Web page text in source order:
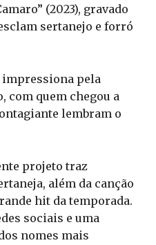
(2023), gravado
sertanejo e forró
impressiona pela
com quem chegou a
lembram o
projeto traz
além da canção
hit da temporada.
sociais e uma
nomes mais